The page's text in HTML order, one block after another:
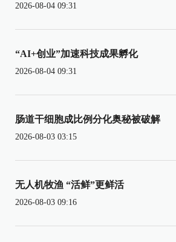
2026-08-04 09:31
“AI+创业”加速科技成果孵化
2026-08-04 09:31
肠道干细胞成比例分化奥秘被破解
2026-08-03 03:15
无人机牧渔 “活鲜”更鲜活
2026-08-03 09:16